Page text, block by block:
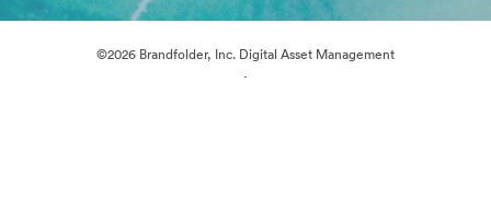
©2026 Brandfolder, Inc. Digital Asset Management
·